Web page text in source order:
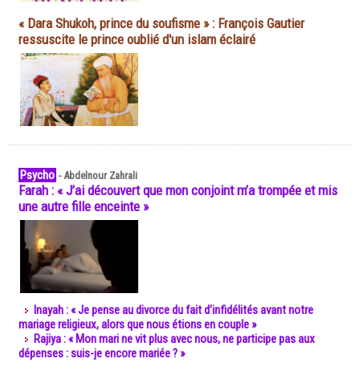
« Dara Shukoh, prince du soufisme » : François Gautier
ressuscite le prince oublié d'un islam éclairé
Psycho -Abdelnour Zahrali
Farah : « J’ai découvert que mon conjoint m’a trompée et mis
une autre fille enceinte »
Inayah : « Je pense au divorce du fait d’infidélités avant notre
mariage religieux, alors que nous étions en couple »
Rajiya : « Mon mari ne vit plus avec nous, ne participe pas aux
dépenses : suis-je encore mariée ? »